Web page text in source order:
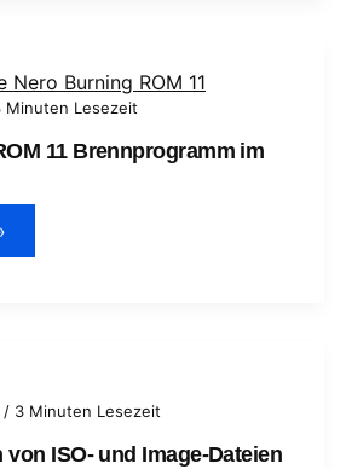
Minuten Lesezeit
11 Brennprogramm im
/ 3 Minuten Lesezeit
von ISO- und Image-Dateien